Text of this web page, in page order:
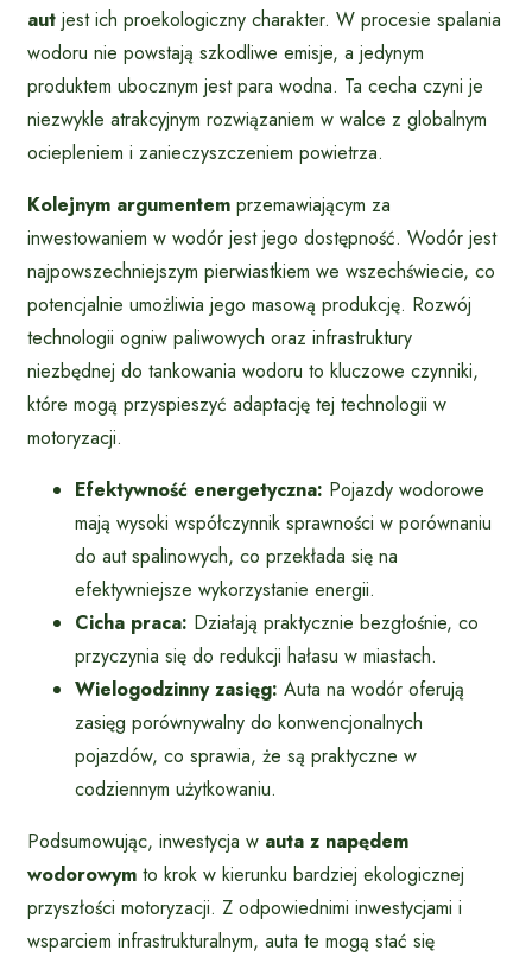
aut jest ich proekologiczny charakter. W procesie spalania
wodoru nie powstają szkodliwe emisje, a jedynym
produktem ubocznym jest para wodna. Ta cecha czyni je
niezwykle atrakcyjnym rozwiązaniem w walce z globalnym
ociepleniem i zanieczyszczeniem powietrza.
Kolejnym argumentem przemawiającym za
inwestowaniem w wodór jest jego dostępność. Wodór jest
najpowszechniejszym pierwiastkiem we wszechświecie, co
potencjalnie umożliwia jego masową produkcję. Rozwój
technologii ogniw paliwowych oraz infrastruktury
niezbędnej do tankowania wodoru to kluczowe czynniki,
które mogą przyspieszyć adaptację tej technologii w
motoryzacji.
Efektywność energetyczna: Pojazdy wodorowe
mają wysoki współczynnik sprawności w porównaniu
do aut spalinowych, co przekłada się na
efektywniejsze wykorzystanie energii.
Cicha praca: Działają praktycznie bezgłośnie, co
przyczynia się do redukcji hałasu w miastach.
Wielogodzinny zasięg: Auta na wodór oferują
zasięg porównywalny do konwencjonalnych
pojazdów, co sprawia, że są praktyczne w
codziennym użytkowaniu.
Podsumowując, inwestycja w auta z napędem
wodorowym to krok w kierunku bardziej ekologicznej
przyszłości motoryzacji. Z odpowiednimi inwestycjami i
wsparciem infrastrukturalnym, auta te mogą stać się